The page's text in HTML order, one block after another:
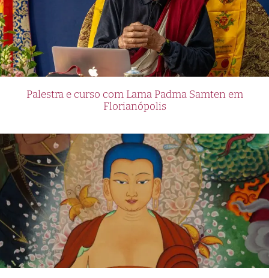
Palestra e curso com Lama Padma Samten em
Florianópolis